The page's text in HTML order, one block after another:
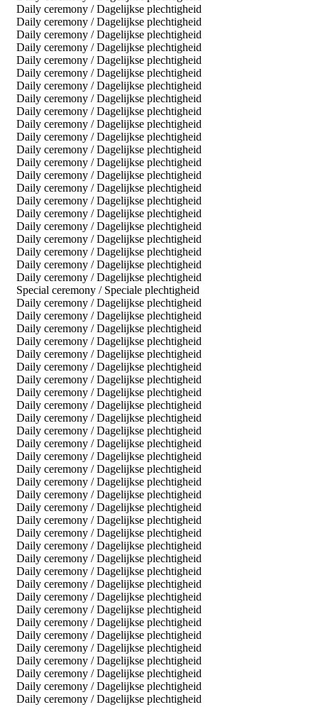
Daily ceremony / Dagelijkse plechtigheid
Daily ceremony / Dagelijkse plechtigheid
Daily ceremony / Dagelijkse plechtigheid
Daily ceremony / Dagelijkse plechtigheid
Daily ceremony / Dagelijkse plechtigheid
Daily ceremony / Dagelijkse plechtigheid
Daily ceremony / Dagelijkse plechtigheid
Daily ceremony / Dagelijkse plechtigheid
Daily ceremony / Dagelijkse plechtigheid
Daily ceremony / Dagelijkse plechtigheid
Daily ceremony / Dagelijkse plechtigheid
Daily ceremony / Dagelijkse plechtigheid
Daily ceremony / Dagelijkse plechtigheid
Daily ceremony / Dagelijkse plechtigheid
Daily ceremony / Dagelijkse plechtigheid
Daily ceremony / Dagelijkse plechtigheid
Daily ceremony / Dagelijkse plechtigheid
Daily ceremony / Dagelijkse plechtigheid
Daily ceremony / Dagelijkse plechtigheid
Daily ceremony / Dagelijkse plechtigheid
Daily ceremony / Dagelijkse plechtigheid
Daily ceremony / Dagelijkse plechtigheid
Special ceremony / Speciale plechtigheid
Daily ceremony / Dagelijkse plechtigheid
Daily ceremony / Dagelijkse plechtigheid
Daily ceremony / Dagelijkse plechtigheid
Daily ceremony / Dagelijkse plechtigheid
Daily ceremony / Dagelijkse plechtigheid
Daily ceremony / Dagelijkse plechtigheid
Daily ceremony / Dagelijkse plechtigheid
Daily ceremony / Dagelijkse plechtigheid
Daily ceremony / Dagelijkse plechtigheid
Daily ceremony / Dagelijkse plechtigheid
Daily ceremony / Dagelijkse plechtigheid
Daily ceremony / Dagelijkse plechtigheid
Daily ceremony / Dagelijkse plechtigheid
Daily ceremony / Dagelijkse plechtigheid
Daily ceremony / Dagelijkse plechtigheid
Daily ceremony / Dagelijkse plechtigheid
Daily ceremony / Dagelijkse plechtigheid
Daily ceremony / Dagelijkse plechtigheid
Daily ceremony / Dagelijkse plechtigheid
Daily ceremony / Dagelijkse plechtigheid
Daily ceremony / Dagelijkse plechtigheid
Daily ceremony / Dagelijkse plechtigheid
Daily ceremony / Dagelijkse plechtigheid
Daily ceremony / Dagelijkse plechtigheid
Daily ceremony / Dagelijkse plechtigheid
Daily ceremony / Dagelijkse plechtigheid
Daily ceremony / Dagelijkse plechtigheid
Daily ceremony / Dagelijkse plechtigheid
Daily ceremony / Dagelijkse plechtigheid
Daily ceremony / Dagelijkse plechtigheid
Daily ceremony / Dagelijkse plechtigheid
Daily ceremony / Dagelijkse plechtigheid